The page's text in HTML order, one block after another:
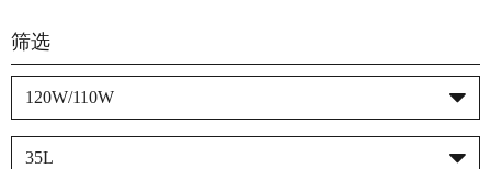
筛选
120W/110W
35L